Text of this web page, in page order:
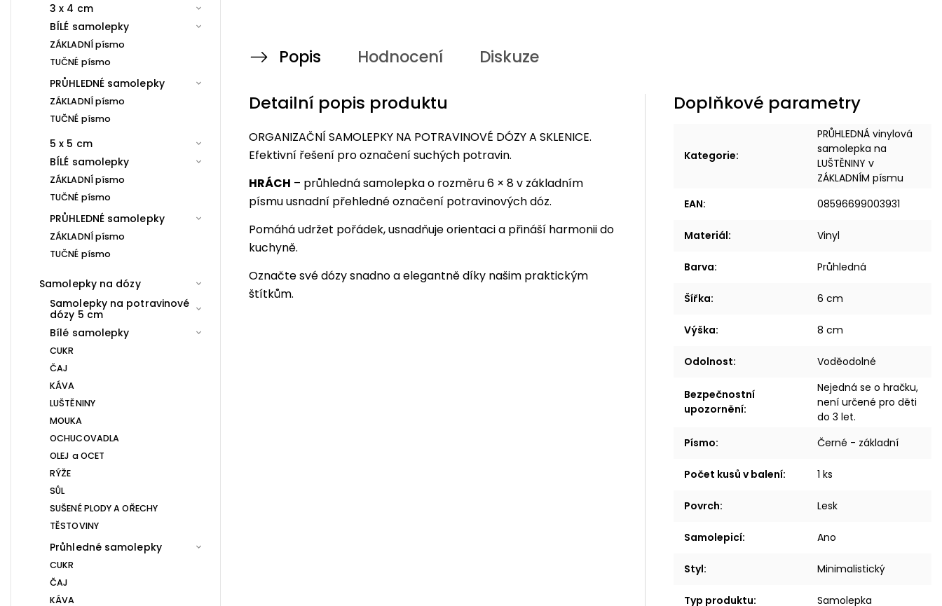
3 x 4 cm
BÍLÉ samolepky
ZÁKLADNÍ písmo
TUČNÉ písmo
PRŮHLEDNÉ samolepky
ZÁKLADNÍ písmo
TUČNÉ písmo
5 x 5 cm
BÍLÉ samolepky
ZÁKLADNÍ písmo
TUČNÉ písmo
PRŮHLEDNÉ samolepky
ZÁKLADNÍ písmo
TUČNÉ písmo
Samolepky na dózy
Samolepky na potravinové
dózy 5 cm
Bílé samolepky
CUKR
ČAJ
KÁVA
LUŠTĚNINY
MOUKA
OCHUCOVADLA
OLEJ a OCET
RÝŽE
SŮL
SUŠENÉ PLODY A OŘECHY
TĚSTOVINY
Průhledné samolepky
CUKR
ČAJ
KÁVA
Popis Hodnocení Diskuze
Detailní popis produktu
ORGANIZAČNÍ SAMOLEPKY NA POTRAVINOVÉ DÓZY A SKLENICE.
Efektivní řešení pro označení suchých potravin.
HRÁCH – průhledná samolepka o rozměru 6 × 8 v základním
písmu usnadní přehledné označení potravinových dóz.
Pomáhá udržet pořádek, usnadňuje orientaci a přináší harmonii do
kuchyně.
Označte své dózy snadno a elegantně díky našim praktickým
štítkům.
Doplňkové parametry
Kategorie:
PRŮHLEDNÁ vinylová
samolepka na
LUŠTĚNINY v
ZÁKLADNÍM písmu
EAN: 08596699003931
Materiál: Vinyl
Barva: Průhledná
Šířka: 6 cm
Výška: 8 cm
Odolnost: Voděodolné
Bezpečnostní
upozornění:
Nejedná se o hračku,
není určené pro děti
do 3 let.
Písmo: Černé - základní
Počet kusů v balení: 1 ks
Povrch: Lesk
Samolepicí: Ano
Styl: Minimalistický
Typ produktu: Samolepka